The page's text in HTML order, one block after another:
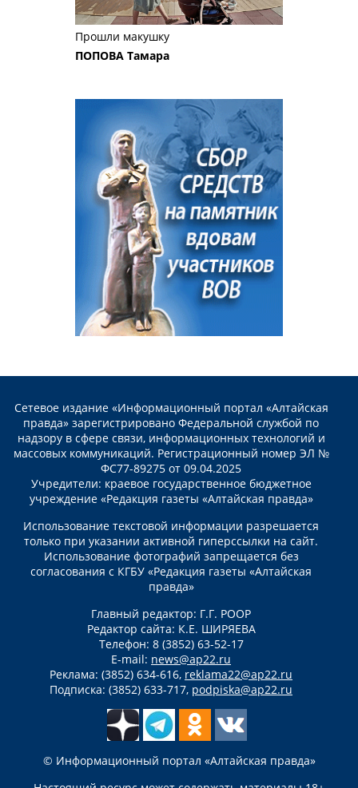
Прошли макушку
ПОПОВА Тамара
Сетевое издание «Информационный портал «Алтайская
правда» зарегистрировано Федеральной службой по
надзору в сфере связи, информационных технологий и
массовых коммуникаций. Регистрационный номер ЭЛ №
ФС77-89275 от 09.04.2025
Учредители: краевое государственное бюджетное
учреждение «Редакция газеты «Алтайская правда»
Использование текстовой информации разрешается
только при указании активной гиперссылки на сайт.
Использование фотографий запрещается без
согласования с КГБУ «Редакция газеты «Алтайская
правда»
Главный редактор: Г.Г. РООР
Редактор сайта: К.Е. ШИРЯЕВА
Телефон: 8 (3852) 63-52-17
E-mail: news@ap22.ru
Реклама: (3852) 634-616, reklama22@ap22.ru
Подписка: (3852) 633-717, podpiska@ap22.ru
© Информационный портал «Алтайская правда»